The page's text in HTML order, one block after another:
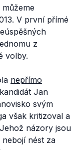
V první přímé
z
volby.
nepřímo
Jan
svým
však kritizoval a
Jehož názory jsou
nést za